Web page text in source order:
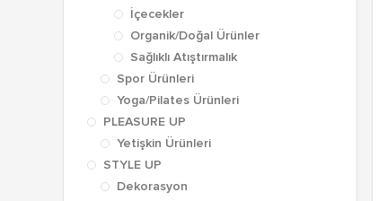
İçecekler
Organik/Doğal Ürünler
Sağlıklı Atıştırmalık
Spor Ürünleri
Yoga/Pilates Ürünleri
PLEASURE UP
Yetişkin Ürünleri
STYLE UP
Dekorasyon